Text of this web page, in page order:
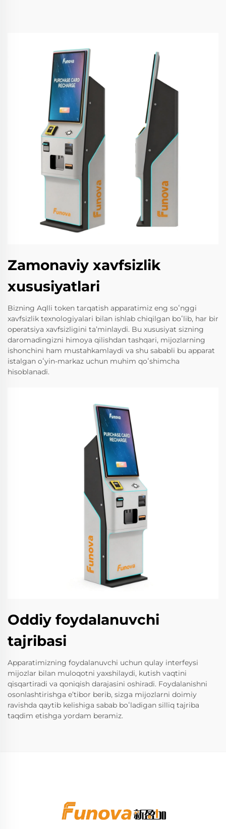
Zamonaviy xavfsizlik
xususiyatlari
Bizning Aqlli token tarqatish apparatimiz eng soʻnggi
xavfsizlik texnologiyalari bilan ishlab chiqilgan boʻlib, har bir
operatsiya xavfsizligini taʼminlaydi. Bu xususiyat sizning
daromadingizni himoya qilishdan tashqari, mijozlarning
ishonchini ham mustahkamlaydi va shu sababli bu apparat
istalgan oʻyin-markaz uchun muhim qoʻshimcha
hisoblanadi.
Oddiy foydalanuvchi
tajribasi
Apparatimizning foydalanuvchi uchun qulay interfeysi
mijozlar bilan muloqotni yaxshilaydi, kutish vaqtini
qisqartiradi va qoniqish darajasini oshiradi. Foydalanishni
osonlashtirishga eʼtibor berib, sizga mijozlarni doimiy
ravishda qaytib kelishiga sabab boʻladigan silliq tajriba
taqdim etishga yordam beramiz.